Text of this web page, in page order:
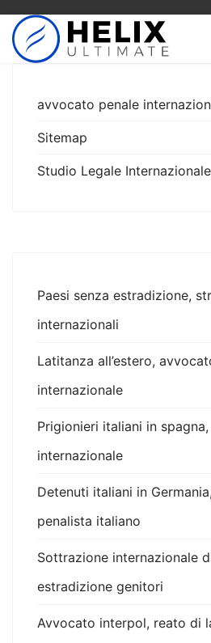
avvocato penale
Sitemap
Studio Legale Internazionale
Paesi senza estradizione,
internazionali
Latitanza all’estero,
internazionale
Prigionieri italiani in
internazionale
Detenuti italiani in
penalista italiano
Sottrazione internazionale
estradizione genitori
Avvocato interpol, reato di